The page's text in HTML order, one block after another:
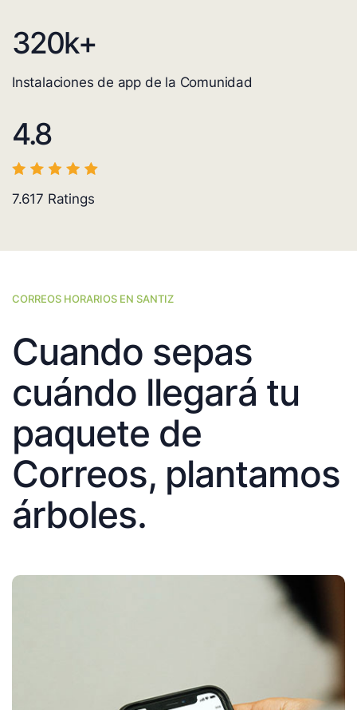
320k+
Instalaciones de app de la Comunidad
4.8
7.617 Ratings
CORREOS HORARIOS EN SANTIZ
Cuando sepas
cuándo llegará tu
paquete de
Correos, plantamos
árboles.